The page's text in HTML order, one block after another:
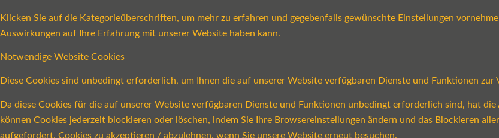
Klicken Sie auf die Kategorieüberschriften, um mehr zu erfahren und gegebenfalls gewünschte Einstellungen
Auswirkungen auf Ihre Erfahrung mit unserer Website haben kann.
Notwendige Website Cookies
Diese Cookies sind unbedingt erforderlich, um Ihnen die auf unserer Website verfügbaren Dienste und Funktionen zur
Da diese Cookies für die auf unserer Website verfügbaren Dienste und Funktionen unbedingt erforderlich sind, hat
können Cookies jederzeit blockieren oder löschen, indem Sie Ihre Browsereinstellungen ändern und das Blockieren
aufgefordert, Cookies zu akzeptieren / abzulehnen, wenn Sie unsere Website erneut besuchen.